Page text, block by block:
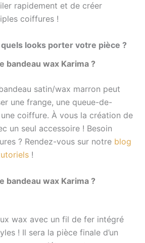
rapidement et de créer
coiffures !
looks porter votre pièce ?
bandeau wax Karima ?
satin/wax marron peut
une frange, une queue-de-
coiffure. À vous la création de
un seul accessoire ! Besoin
? Rendez-vous sur notre blog
!
bandeau wax Karima ?
wax avec un fil de fer intégré
! Il sera la pièce finale d’un